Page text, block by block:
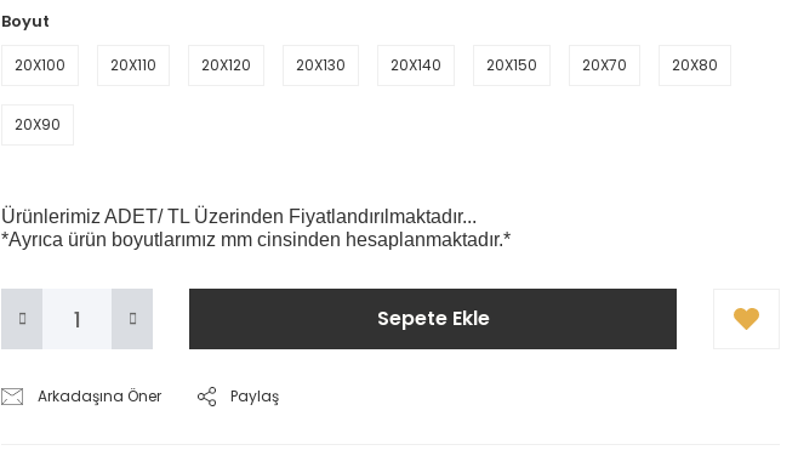
Boyut
20X100 20X110 20X120 20X130 20X140 20X150 20X70 20X80
20X90
Ürünlerimiz ADET/ TL Üzerinden Fiyatlandırılmaktadır...
*Ayrıca ürün boyutlarımız mm cinsinden hesaplanmaktadır.*
Sepete Ekle
Arkadaşına Öner Paylaş